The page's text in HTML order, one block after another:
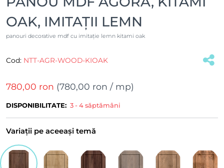
OAK, IMITAȚII LEMN
panouri decorative mdf cu imitație lemn kitami oak
Cod: NTT-AGR-WOOD-KIOAK
780,00 ron (780,00 ron / mp)
DISPONIBILITATE: 3 - 4 săptămâni
Variații pe aceeași temă